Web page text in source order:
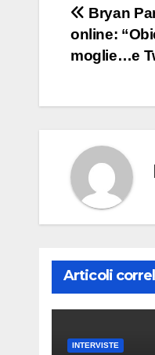
articoli
Bryan
online:
moglie…e
Articoli
INTERVISTE